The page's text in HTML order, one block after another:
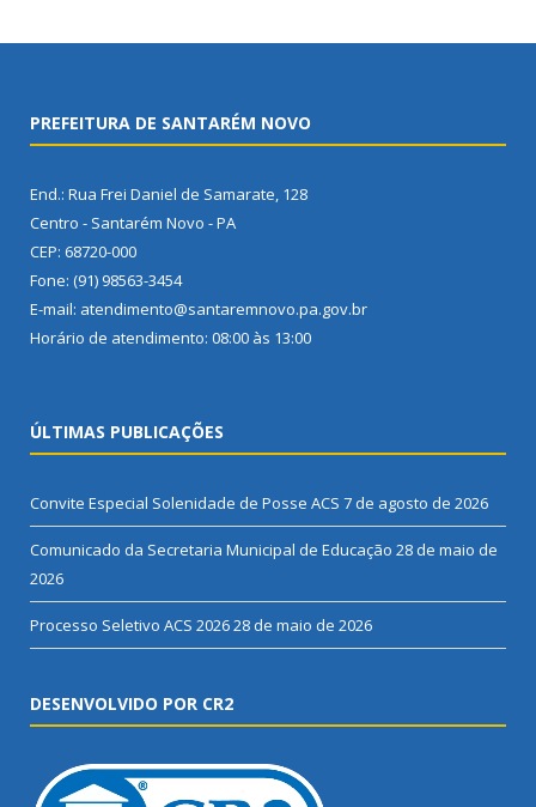
PREFEITURA DE SANTARÉM NOVO
End.: Rua Frei Daniel de Samarate, 128
Centro - Santarém Novo - PA
CEP: 68720-000
Fone: (91) 98563-3454
E-mail: atendimento@santaremnovo.pa.gov.br
Horário de atendimento: 08:00 às 13:00
ÚLTIMAS PUBLICAÇÕES
Convite Especial Solenidade de Posse ACS 7 de agosto de 2026
Comunicado da Secretaria Municipal de Educação 28 de maio de
2026
Processo Seletivo ACS 202628 de maio de 2026
DESENVOLVIDO POR CR2